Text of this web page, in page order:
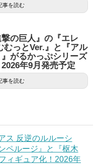
事を読む
の巨人』の『エレ
むっとVer.』と『アル
がるかっぷシリーズ
年9月発売予定
事を読む
ス 反逆のルルーシ
ペルージ』と『枢木
ィギュア化！2026年